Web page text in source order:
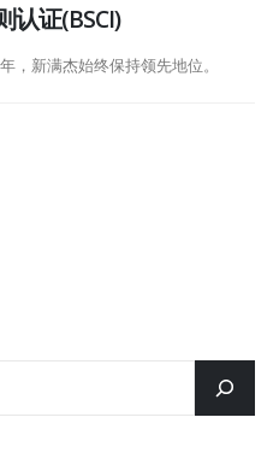
认证(BSCI)
，新满杰始终保持领先地位。